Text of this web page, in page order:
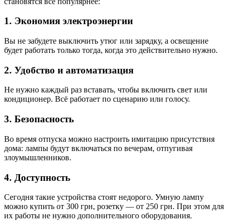
1. Экономия электроэнергии
Вы не забудете выключить утюг или зарядку, а освещение
будет работать только тогда, когда это действительно нужно.
2. Удобство и автоматизация
Не нужно каждый раз вставать, чтобы включить свет или
кондиционер. Всё работает по сценарию или голосу.
3. Безопасность
Во время отпуска можно настроить имитацию присутствия
дома: лампы будут включаться по вечерам, отпугивая
злоумышленников.
4. Доступность
Сегодня такие устройства стоят недорого. Умную лампу
можно купить от 300 грн, розетку — от 250 грн. При этом для
их работы не нужно дополнительного оборудования.